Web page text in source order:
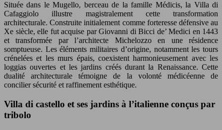
Située dans le Mugello, berceau de la famille Médicis, la Villa di
Cafaggiolo illustre magistralement cette transformation
architecturale. Construite initialement comme forteresse défensive au
Xe siècle, elle fut acquise par Giovanni di Bicci de’ Medici en 1443
et transformée par l’architecte Michelozzo en une résidence
somptueuse. Les éléments militaires d’origine, notamment les tours
crénelées et les murs épais, coexistent harmonieusement avec les
loggias ouvertes et les jardins créés durant la Renaissance. Cette
dualité architecturale témoigne de la volonté médicéenne de
concilier sécurité et raffinement esthétique.
Villa di castello et ses jardins à l’italienne conçus par
tribolo